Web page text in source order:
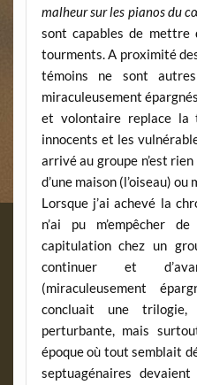
malheur sur les pianos du
sont capables de mettre
tourments. A proximité
témoins ne sont
miraculeusement
et volontaire replace la
innocents et les
arrivé au groupe n’est
d’une maison (l’oiseau) ou
Lorsque j’ai achevé la
n’ai pu m’empêcher
capitulation chez un
continuer et
(miraculeusement
concluait une
perturbante, mais
époque où tout semblait
septuagénaires